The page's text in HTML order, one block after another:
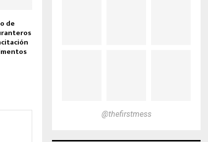
de
@thefirstmess